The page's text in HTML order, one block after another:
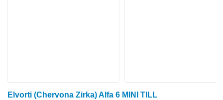
Elvorti (Chervona Zirka) Alfa 6 MINI TILL